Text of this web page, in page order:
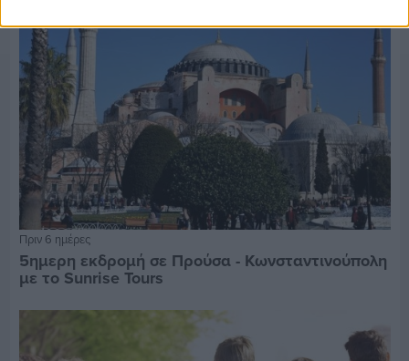
Πριν 6 ημέρες
5ημερη εκδρομή σε Προύσα - Κωνσταντινούπολη
με το Sunrise Tours